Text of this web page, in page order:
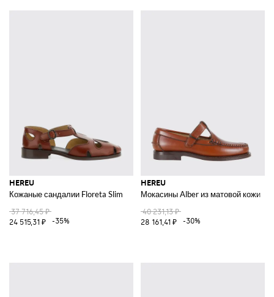
HEREU
Кожаные сандалии Floreta Slim
37 716,45 ₽
24 515,31 ₽
-35%
HEREU
Мокасины Alber из матовой кожи
40 231,13 ₽
28 161,41 ₽
-30%